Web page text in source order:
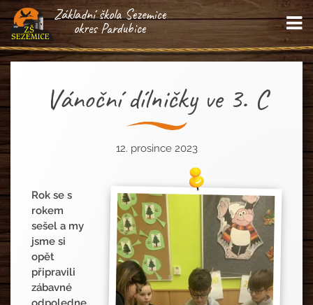
Základní škola Sezemice
okres Pardubice
Vánoční dílničky ve 3. C
12. prosince 2023
Rok se s
rokem
sešel a my
jsme si
opět
připravili
zábavné